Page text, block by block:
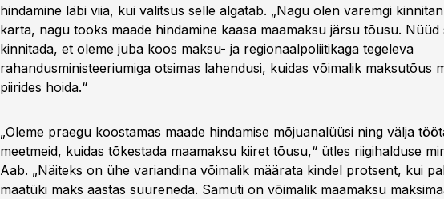
hindamine läbi viia, kui valitsus selle algatab. „Nagu olen varemgi
karta, nagu tooks maade hindamine kaasa maamaksu järsu tõusu. Nüüd
kinnitada, et oleme juba koos maksu- ja regionaalpoliitikaga tegeleva
rahandusministeeriumiga otsimas lahendusi, kuidas võimalik maksutõus
piirides hoida.“
„Oleme praegu koostamas maade hindamise mõjuanalüüsi ning välja
meetmeid, kuidas tõkestada maamaksu kiiret tõusu,“ ütles riigihalduse
Aab. „Näiteks on ühe variandina võimalik määrata kindel protsent, kui
maatüki maks aastas suureneda. Samuti on võimalik maamaksu